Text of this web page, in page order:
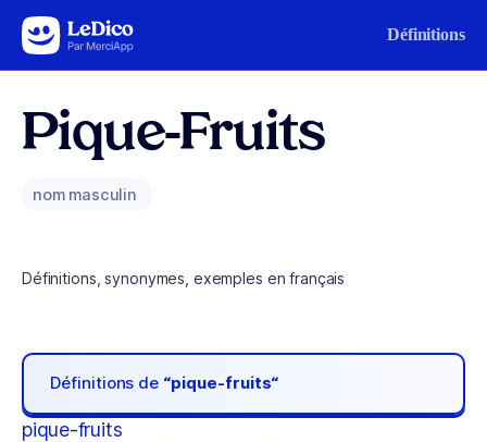
Aller au contenu Définitions
Pique-Fruits
nom masculin
Définitions, synonymes, exemples en français
Définitions de “pique-fruits“
pique-fruits